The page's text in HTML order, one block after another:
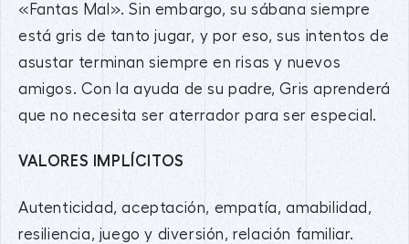
«Fantas Mal». Sin embargo, su sábana siempre
está gris de tanto jugar, y por eso, sus intentos de
asustar terminan siempre en risas y nuevos
amigos. Con la ayuda de su padre, Gris aprenderá
que no necesita ser aterrador para ser especial.
VALORES IMPLÍCITOS
Autenticidad, aceptación, empatía, amabilidad,
resiliencia, juego y diversión, relación familiar.